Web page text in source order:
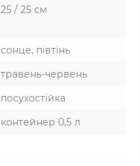
25 / 25 см
сонце, півтінь
травень-червень
посухостійка
контейнер 0,5 л